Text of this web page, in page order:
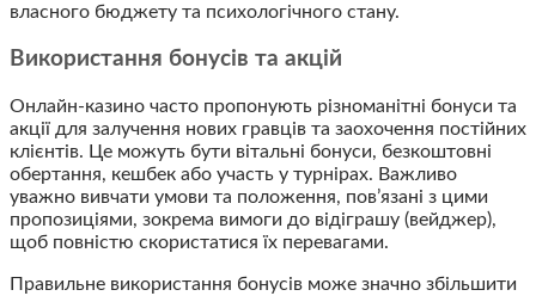
власного бюджету та психологічного стану.
Використання бонусів та акцій
Онлайн-казино часто пропонують різноманітні бонуси та
акції для залучення нових гравців та заохочення постійних
клієнтів. Це можуть бути вітальні бонуси, безкоштовні
обертання, кешбек або участь у турнірах. Важливо
уважно вивчати умови та положення, пов’язані з цими
пропозиціями, зокрема вимоги до відіграшу (вейджер),
щоб повністю скористатися їх перевагами.
Правильне використання бонусів може значно збільшити